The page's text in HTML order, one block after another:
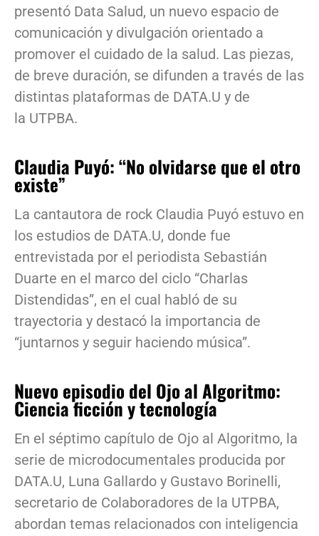
presentó Data Salud, un nuevo espacio de
comunicación y divulgación orientado a
promover el cuidado de la salud. Las piezas,
de breve duración, se difunden a través de las
distintas plataformas de DATA.U y de
la UTPBA.
Claudia Puyó: “No olvidarse que el otro
existe”
La cantautora de rock Claudia Puyó estuvo en
los estudios de DATA.U, donde fue
entrevistada por el periodista Sebastián
Duarte en el marco del ciclo “Charlas
Distendidas”, en el cual habló de su
trayectoria y destacó la importancia de
“juntarnos y seguir haciendo música”.
Nuevo episodio del Ojo al Algoritmo:
Ciencia ficción y tecnología
En el séptimo capítulo de Ojo al Algoritmo, la
serie de microdocumentales producida por
DATA.U, Luna Gallardo y Gustavo Borinelli,
secretario de Colaboradores de la UTPBA,
abordan temas relacionados con inteligencia